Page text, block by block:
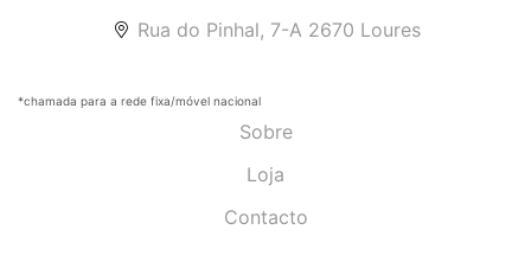
Sobre
Loja
Contacto
Rua do Pinhal, 7-A 2670 Loures
*chamada para a rede fixa/móvel nacional